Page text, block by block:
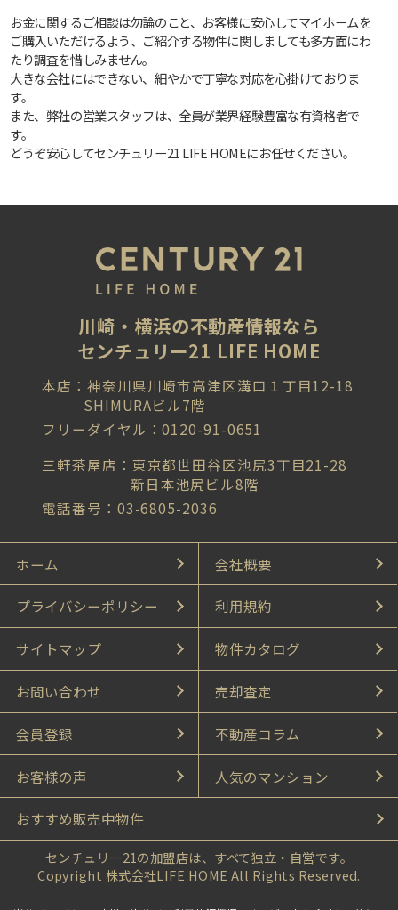
お金に関するご相談は勿論のこと、お客様に安心してマイホームを
ご購入いただけるよう、ご紹介する物件に関しましても多方面にわ
たり調査を惜しみません。
大きな会社にはできない、細やかで丁寧な対応を心掛けておりま
す。
また、弊社の営業スタッフは、全員が業界経験豊富な有資格者で
す。
どうぞ安心してセンチュリー21 LIFE HOMEにお任せください。
川崎・横浜の不動産情報なら
センチュリー21 LIFE HOME
本店：神奈川県川崎市高津区溝口１丁目12-18
SHIMURAビル7階
フリーダイヤル：0120-91-0651
三軒茶屋店：東京都世田谷区池尻3丁目21-28
新日本池尻ビル8階
電話番号：03-6805-2036
ホーム 会社概要
プライバシーポリシー 利用規約
サイトマップ 物件カタログ
お問い合わせ 売却査定
会員登録 不動産コラム
お客様の声 人気のマンション
おすすめ販売中物件
センチュリー21の加盟店は、すべて独立・自営です。
Copyright 株式会社LIFE HOME All Rights Reserved.